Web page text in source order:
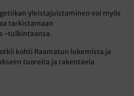
yleistajuistaminen voi myös
tarkistamaan
-tulkintaansa.
kohti Raamatun lukemista ja
tuoreita ja rakentavia